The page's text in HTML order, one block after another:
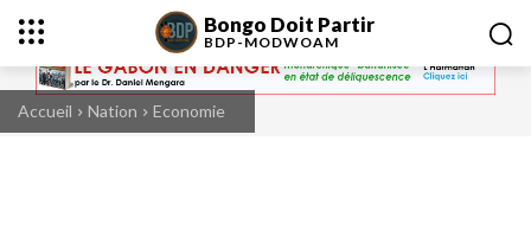
Bongo Doit Partir
BDP-MODWOAM
Accueil Nation Economie